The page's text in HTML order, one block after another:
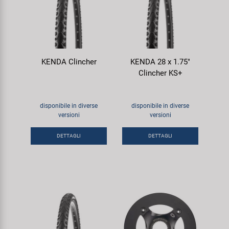
KENDA Clincher
disponibile in diverse
versioni
DETTAGLI
KENDA 28 x 1.75"
Clincher KS+
disponibile in diverse
versioni
DETTAGLI